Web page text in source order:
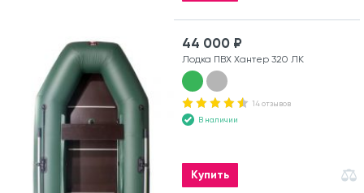
44 000 ₽
Лодка ПВХ Хантер 320 ЛК
14 отзывов
В наличии
Купить